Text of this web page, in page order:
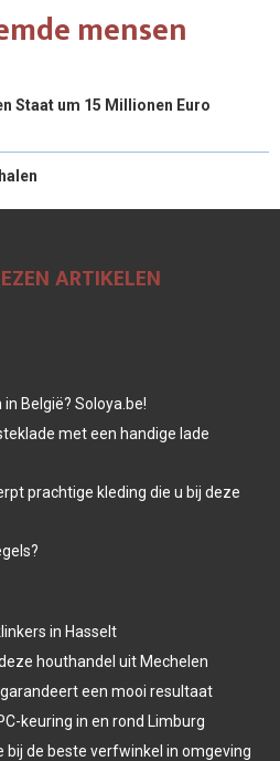
mensen
Staat um 15 Millionen Euro
ARTIKELEN
België? Soloya.be!
met een handige lade
prachtige kleding die u bij deze
in Hasselt
houthandel uit Mechelen
een mooi resultaat
keuring in en rond Limburg
de beste verfwinkel in omgeving